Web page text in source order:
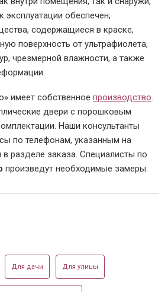
эксплуатации обеспечен;
содержащиеся в краске,
поверхность от ультрафиолета,
чрезмерной влажности, а также
» имеет собственное производство.
двери с порошковым
Наши консультанты
по телефонам, указанным на
в разделе заказа. Специалисты по
произведут необходимые замеры.
Для дачи Для улицы